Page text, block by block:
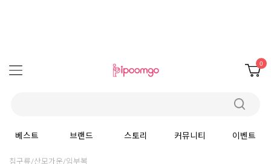
0
베스트 브랜드 스토리 커뮤니티 이벤트
침구류/산모가운/임부복